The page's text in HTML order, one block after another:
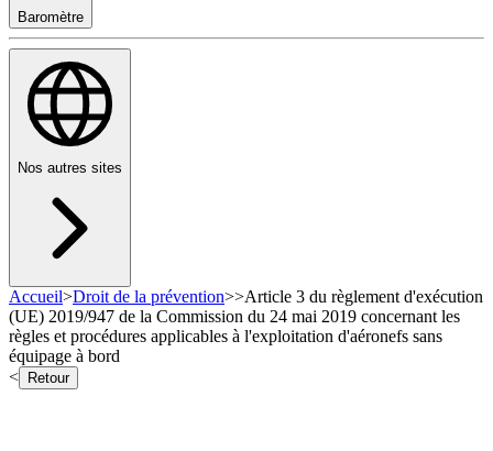
Baromètre
Nos autres sites
Accueil>Droit de la prévention>>Article 3 du règlement d'exécution
(UE) 2019/947 de la Commission du 24 mai 2019 concernant les
règles et procédures applicables à l'exploitation d'aéronefs sans
équipage à bord
<
Retour